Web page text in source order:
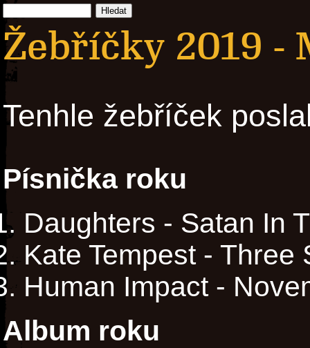
Žebříčky 2019 -
Tenhle žebříček
Písnička roku
Daughters - Satan In
Kate Tempest - Three
Human Impact -
Album roku